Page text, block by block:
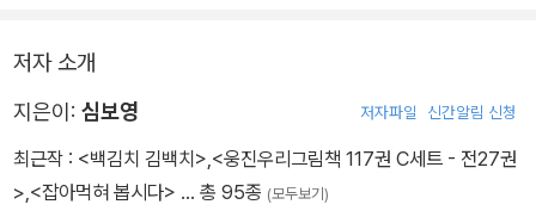
는 먹이사슬의 통념을 완전히 뒤집는 이 책은 전형적인 강자와 약자
의 구도를 깨부수는 기발한 상상력으로 짜릿한 반전의 묘미를 선사한
저자 소개
지은이: 심보영 저자파일 신간알림 신청
최근작 : <백김치 김백치>,<웅진우리그림책 117권 C세트 - 전27권
>,<잡아먹혀 봅시다> … 총 95종 (모두보기)